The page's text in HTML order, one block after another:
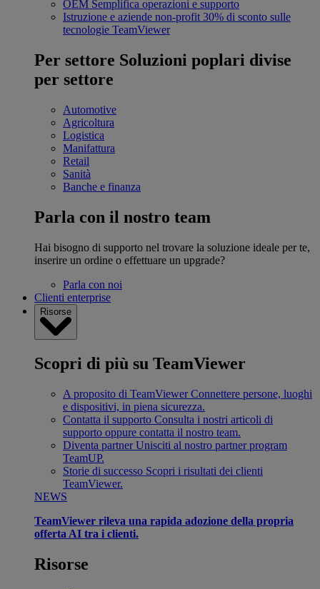
OEM Semplifica operazioni e supporto
Istruzione e aziende non-profit 30% di sconto sulle
tecnologie TeamViewer
Per settore Soluzioni poplari divise
per settore
Automotive
Agricoltura
Logistica
Manifattura
Retail
Sanità
Banche e finanza
Parla con il nostro team
Hai bisogno di supporto nel trovare la soluzione ideale per te,
inserire un ordine o effettuare un upgrade?
Parla con noi
Clienti enterprise
Risorse
Scopri di più su TeamViewer
A proposito di TeamViewer Connettere persone, luoghi
e dispositivi, in piena sicurezza.
Contatta il supporto Consulta i nostri articoli di
supporto oppure contatta il nostro team.
Diventa partner Unisciti al nostro partner program
TeamUP.
Storie di successo Scopri i risultati dei clienti
TeamViewer.
NEWS
TeamViewer rileva una rapida adozione della propria
offerta AI tra i clienti.
Risorse